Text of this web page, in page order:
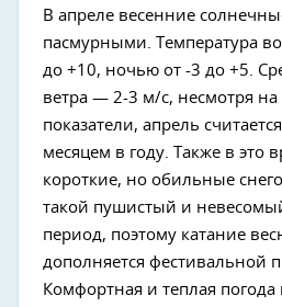
В апреле весенние
пасмурными. Температура
до +10, ночью от -3 до +5.
ветра — 2-3 м/с, несмотря
показатели, апрель
месяцем в году. Также в это
короткие, но обильные
такой пушистый и
период, поэтому катание
дополняется фестивальной
Комфортная и теплая погода